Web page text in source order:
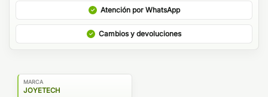
Atención por WhatsApp
Cambios y devoluciones
MARCA
JOYETECH